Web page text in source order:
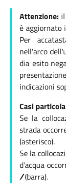
Attenzione:
è aggiornato
Per
nell'arco
dia esito
indicazioni
Casi
Se la
strada
(asterisco).
Se la
d'acqua
/(barra).